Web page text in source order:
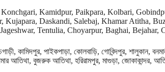
Kamidpur, Paikpara, Kolbari,
Kujapara, Daskandi, Salebaj, Khamar Atitha,
Tentulia, Choyarpur, Baghai, Bejahar,
কামিদপুর, পাইকপাড়া, কোলবাড়ি, গোবিন্দপুর, শালুকান,
আতিথা, বুজরুক আতিথা, হরিরামপুর, মাগুড়া, জোকাকান্দর,